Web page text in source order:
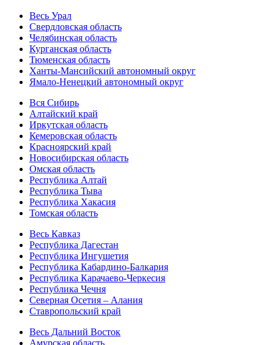
Весь Урал
Свердловская область
Челябинская область
Курганская область
Тюменская область
Ханты-Мансийский автономный округ
Ямало-Ненецкий автономный округ
Вся Сибирь
Алтайский край
Иркутская область
Кемеровская область
Красноярский край
Новосибирская область
Омская область
Республика Алтай
Республика Тыва
Республика Хакасия
Томская область
Весь Кавказ
Республика Дагестан
Республика Ингушетия
Республика Кабардино-Балкария
Республика Карачаево-Черкесия
Республика Чечня
Северная Осетия – Алания
Ставропольский край
Весь Дальний Восток
Амурская область